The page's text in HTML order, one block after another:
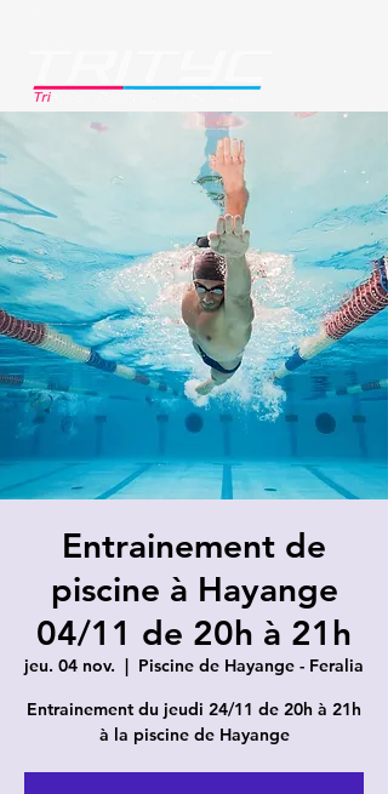
Entrainement de
piscine à Hayange
04/11 de 20h à 21h
jeu. 04 nov.
  |
Piscine de Hayange - Feralia
Entrainement du jeudi 24/11 de 20h à 21h
à la piscine de Hayange